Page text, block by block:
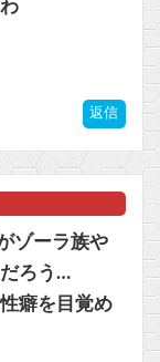
返信
ゾーラ族や
ろう…
癖を目覚め